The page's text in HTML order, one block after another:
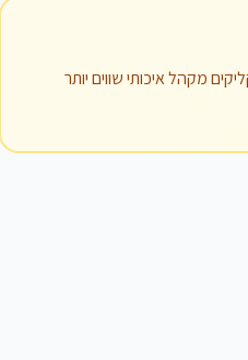
את התמונה הגדולה. 100 קליקים מקהל איכותי שווים יותר